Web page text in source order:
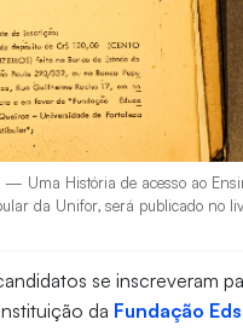
— Uma História de acesso ao
da Unifor, será publicado
se inscreveram
da Fundação